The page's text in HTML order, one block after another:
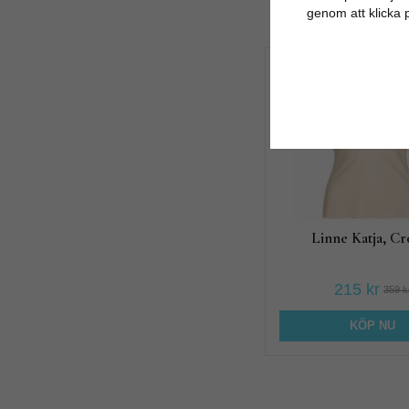
Linne Katja,
215 kr 359
KÖP NU
genom att klicka